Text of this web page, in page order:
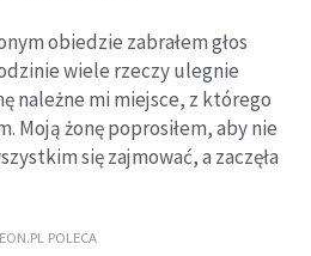
obiedzie zabrałem głos
wiele rzeczy uleg­nie
należne mi miejsce, z którego
Moją żonę popro­siłem, aby nie
się zajmować, a zaczęła
POLECA